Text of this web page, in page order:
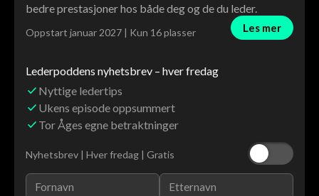
Lederpoddens nyhetsbrev – hver fredag
Nyttige ledertips
Ukens episode oppsummert
Tor Åges egne betraktninger
Nyhetsbrev | Hver fredag | Gratis
bedre prestasjoner hos både deg og de du leder.
Oppstart januar 2027 | Kun 16 plasser Les mer